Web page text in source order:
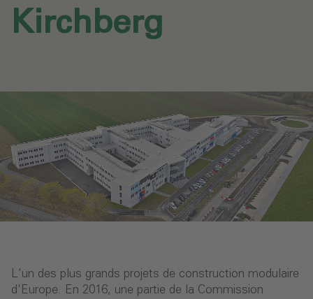
Kirchberg‎
L'un des plus grands projets de construction modulaire
d'Europe. En 2016, une partie de la Commission